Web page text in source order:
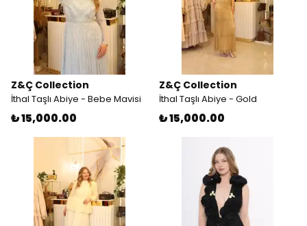
Z&Ç Collection
İthal Taşlı Abiye - Bebe Mavisi
₺ 15,000.00
Z&Ç Collection
İthal Taşlı Abiye - Gold
₺ 15,000.00